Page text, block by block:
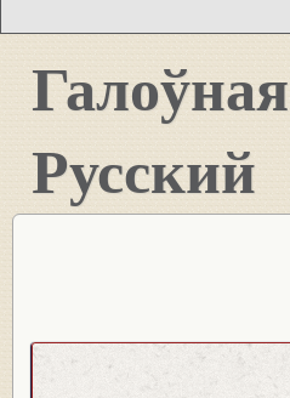
Галоўная
Русский